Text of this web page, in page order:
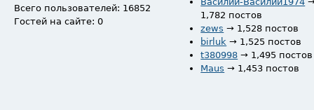
Всего пользователей: 16852
Гостей на сайте: 0
1,782 постов
zews → 1,528 постов
birluk → 1,525 постов
t380998 → 1,495 постов
Maus → 1,453 постов